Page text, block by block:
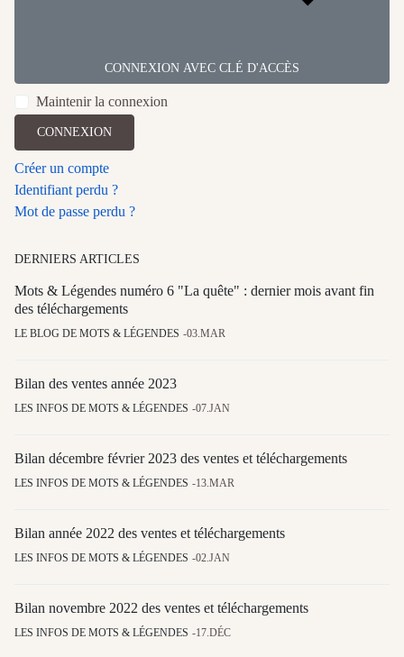
CONNEXION AVEC CLÉ D'ACCÈS
Maintenir la connexion
CONNEXION
Créer un compte
Identifiant perdu ?
Mot de passe perdu ?
DERNIERS ARTICLES
Mots & Légendes numéro 6 "La quête" : dernier mois avant fin
des téléchargements
LE BLOG DE MOTS & LÉGENDES 03.MAR
Bilan des ventes année 2023
LES INFOS DE MOTS & LÉGENDES 07.JAN
Bilan décembre février 2023 des ventes et téléchargements
LES INFOS DE MOTS & LÉGENDES 13.MAR
Bilan année 2022 des ventes et téléchargements
LES INFOS DE MOTS & LÉGENDES 02.JAN
Bilan novembre 2022 des ventes et téléchargements
LES INFOS DE MOTS & LÉGENDES 17.DÉC